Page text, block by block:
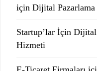
için Dijital
Startup’lar İçin Dijital
Hizmeti